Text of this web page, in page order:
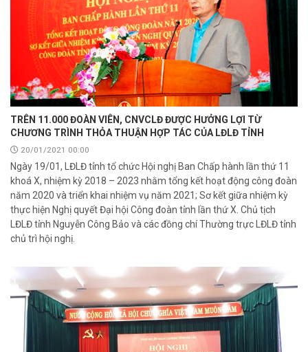
TRÊN 11.000 ĐOÀN VIÊN, CNVCLĐ ĐƯỢC HƯỞNG LỢI TỪ
CHƯƠNG TRÌNH THỎA THUẬN HỢP TÁC CỦA LĐLĐ TỈNH
20/01/2021 00:00
Ngày 19/01, LĐLĐ tỉnh tổ chức Hội nghị Ban Chấp hành lần thứ 11
khoá X, nhiệm kỳ 2018 – 2023 nhằm tổng kết hoạt động công đoàn
năm 2020 và triển khai nhiệm vụ năm 2021; Sơ kết giữa nhiệm kỳ
thực hiện Nghị quyết Đại hội Công đoàn tỉnh lần thứ X. Chủ tịch
LĐLĐ tỉnh Nguyễn Công Bảo và các đồng chí Thường trực LĐLĐ tỉnh
chủ trì hội nghị.